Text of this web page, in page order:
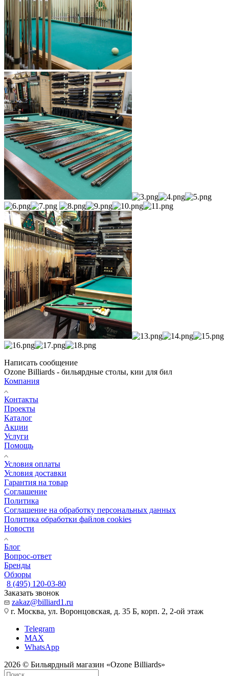
Написать сообщение
Ozone Billiards - бильярдные столы, кии для бил
Компания
Контакты
Проекты
Каталог
Акции
Услуги
Помощь
Условия оплаты
Условия доставки
Гарантия на товар
Соглашение
Политика
Соглашение на обработку персональных данных
Политика обработки файлов cookies
Новости
Блог
Вопрос-ответ
Бренды
Обзоры
8 (495) 120-03-80
Заказать звонок
zakaz@billiard1.ru
г. Москва, ул. Воронцовская, д. 35 Б, корп. 2, 2-ой этаж
Telegram
MAX
WhatsApp
2026 © Бильярдный магазин «Ozone Billiards»